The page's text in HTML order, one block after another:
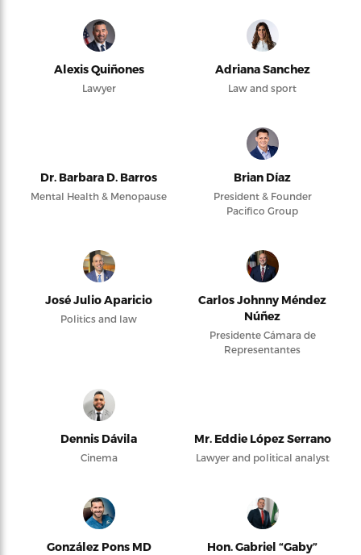
Alexis Quiñones
Lawyer
Adriana Sanchez
Law and sport
Dr. Barbara D. Barros
Mental Health & Menopause
Brian Díaz
President & Founder
Pacifico Group
José Julio Aparicio
Politics and law
Carlos Johnny Méndez
Núñez
Presidente Cámara de
Representantes
Dennis Dávila
Cinema
Mr. Eddie López Serrano
Lawyer and political analyst
González Pons MD
Hon. Gabriel “Gaby”